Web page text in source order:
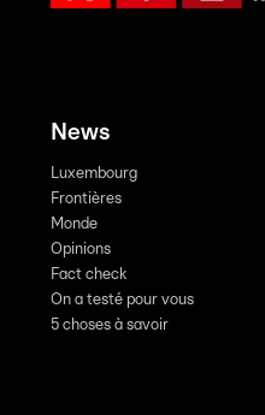
News
Luxembourg
Frontières
Monde
Opinions
Fact check
On a testé pour vous
5 choses à savoir